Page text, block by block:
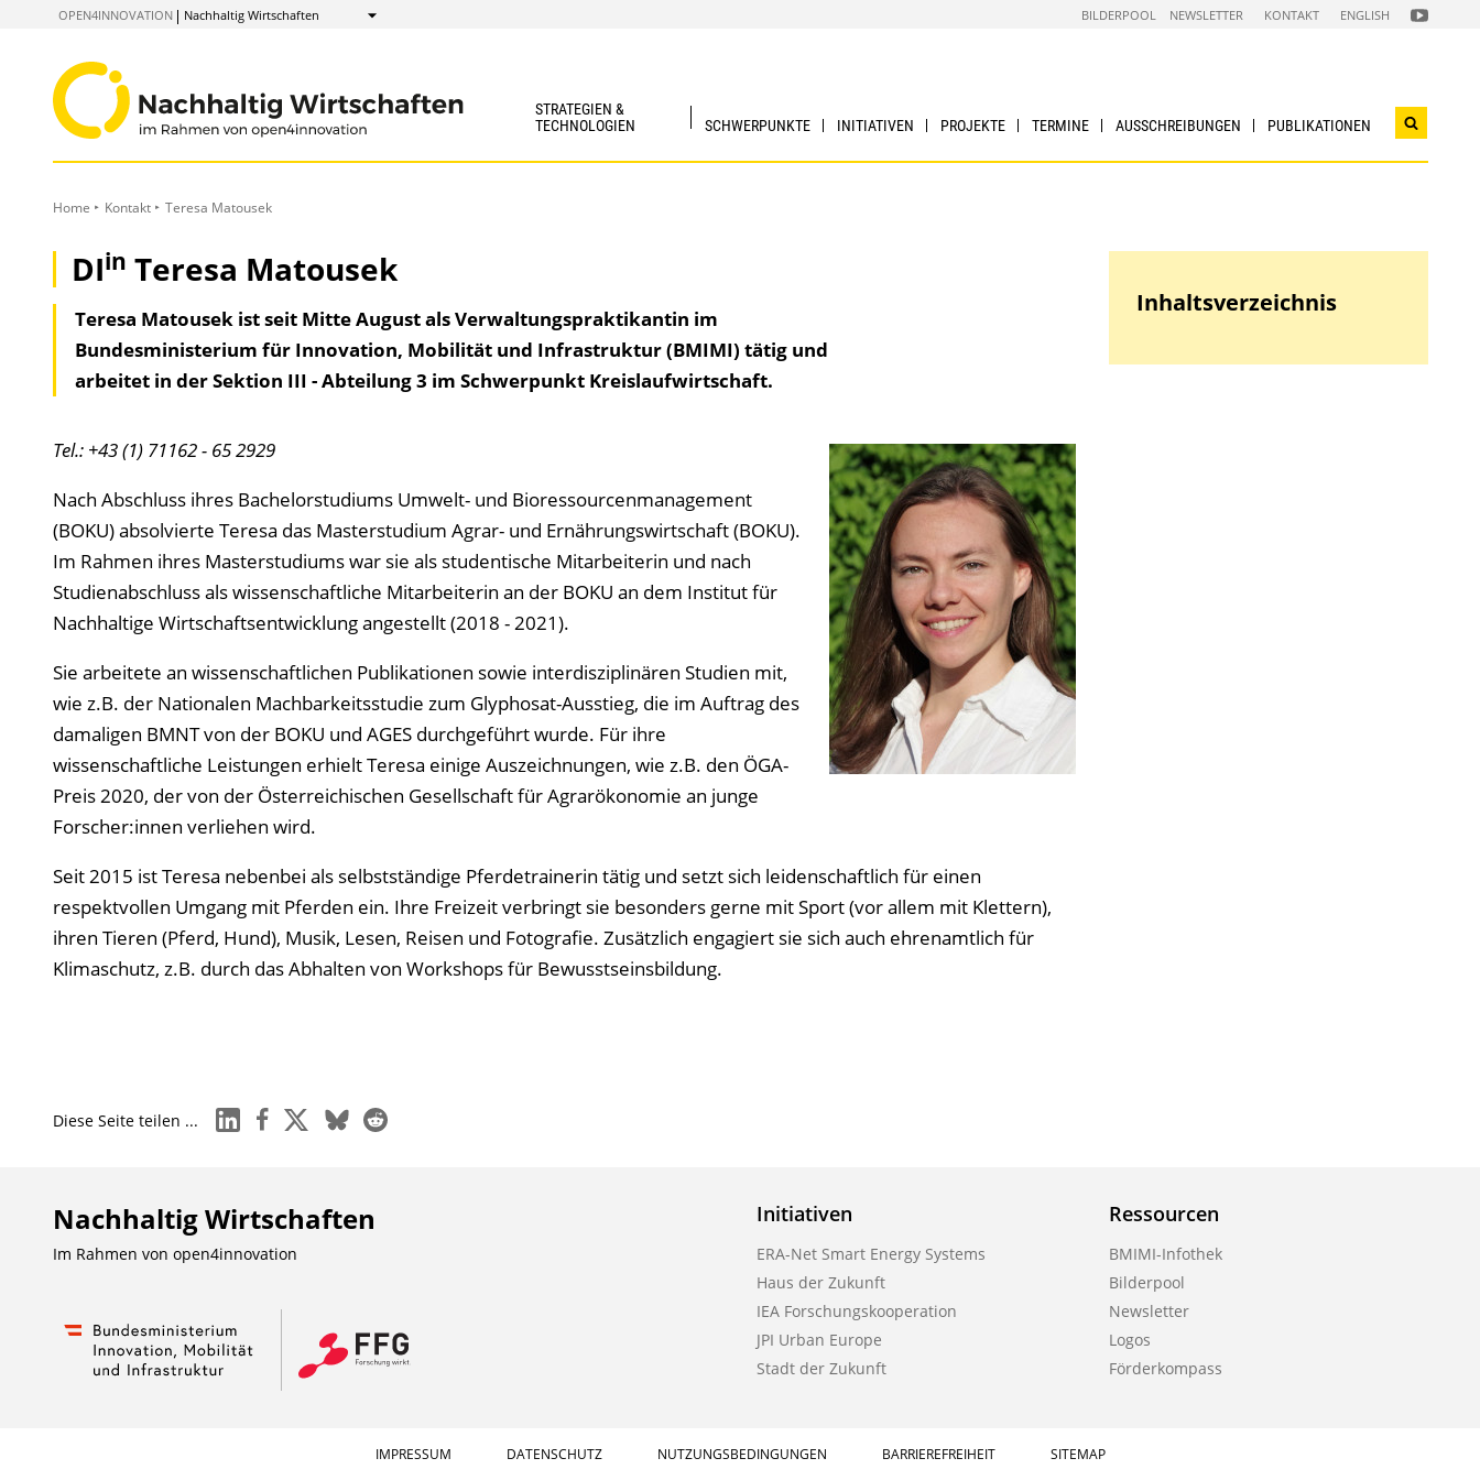
OPEN4INNOVATION Nachhaltig Wirtschaften
Anzeigen
BILDERPOOL NEWSLETTER KONTAKT ENGLISH FOLGEN
SIE
STRATEGIEN &
TECHNOLOGIEN
SCHWERPUNKTE INITIATIVEN PROJEKTE TERMINE AUSSCHREIBUNGEN PUBLIKATIONEN
Home Kontakt Teresa Matousek
DIin Teresa Matousek
Teresa Matousek ist seit Mitte August als Verwaltungspraktikantin im
Bundesministerium für Innovation, Mobilität und Infrastruktur (BMIMI) tätig und
arbeitet in der Sektion III - Abteilung 3 im Schwerpunkt Kreislaufwirtschaft.
Tel.: +43 (1) 71162 - 65 2929
Nach Abschluss ihres Bachelorstudiums Umwelt- und Bioressourcenmanagement
(BOKU) absolvierte Teresa das Masterstudium Agrar- und Ernährungswirtschaft (BOKU).
Im Rahmen ihres Masterstudiums war sie als studentische Mitarbeiterin und nach
Studienabschluss als wissenschaftliche Mitarbeiterin an der BOKU an dem Institut für
Nachhaltige Wirtschaftsentwicklung angestellt (2018 - 2021).
Sie arbeitete an wissenschaftlichen Publikationen sowie interdisziplinären Studien mit,
wie z.B. der Nationalen Machbarkeitsstudie zum Glyphosat-Ausstieg, die im Auftrag des
damaligen BMNT von der BOKU und AGES durchgeführt wurde. Für ihre
wissenschaftliche Leistungen erhielt Teresa einige Auszeichnungen, wie z.B. den ÖGA-
Preis 2020, der von der Österreichischen Gesellschaft für Agrarökonomie an junge
Forscher:innen verliehen wird.
Seit 2015 ist Teresa nebenbei als selbstständige Pferdetrainerin tätig und setzt sich leidenschaftlich für einen
respektvollen Umgang mit Pferden ein. Ihre Freizeit verbringt sie besonders gerne mit Sport (vor allem mit Klettern),
ihren Tieren (Pferd, Hund), Musik, Lesen, Reisen und Fotografie. Zusätzlich engagiert sie sich auch ehrenamtlich für
Klimaschutz, z.B. durch das Abhalten von Workshops für Bewusstseinsbildung.
Inhaltsverzeichnis
Diese Seite teilen ... linkedinfacebook
x blueskyreddit
Nachhaltig Wirtschaften
Im Rahmen von open4innovation
Initiativen
ERA-Net Smart Energy Systems
Haus der Zukunft
IEA Forschungskooperation
JPI Urban Europe
Stadt der Zukunft
Ressourcen
BMIMI-Infothek
Bilderpool
Newsletter
Logos
Förderkompass
IMPRESSUM DATENSCHUTZ NUTZUNGSBEDINGUNGEN BARRIEREFREIHEIT SITEMAP